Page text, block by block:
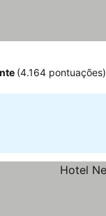
(4.164 pontuações)